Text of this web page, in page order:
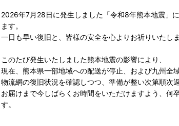
2026年7月28日に発生しました「令和8年熊本地震」
ます。
一日も早い復旧と、皆様の安全を心よりお祈りいたしま
このたび発生いたしました熊本地震の影響により、
現在、熊本県一部地域への配送が停止、および九州全
物流網の復旧状況を確認しつつ、準備が整い次第順次
お届けまで今しばらくお時間をいただけますよう、何
す。